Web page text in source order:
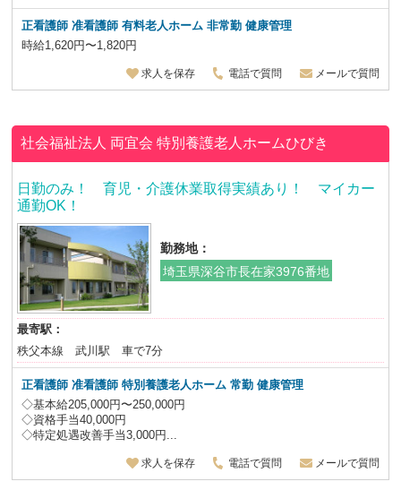
正看護師 准看護師 有料老人ホーム 非常勤健康管理
時給1,620円〜1,820円
求人を保存 電話で質問 メールで質問
社会福祉法人 両宜会特別養護老人ホームひびき
日勤のみ！ 育児・介護休業取得実績あり！ マイカー
通勤OK！
勤務地：
埼玉県深谷市長在家3976番地
最寄駅：
秩父本線 武川駅 車で7分
正看護師 准看護師 特別養護老人ホーム常勤 健康管理
◇基本給205,000円〜250,000円
◇資格手当40,000円
◇特定処遇改善手当3,000円...
求人を保存 電話で質問 メールで質問